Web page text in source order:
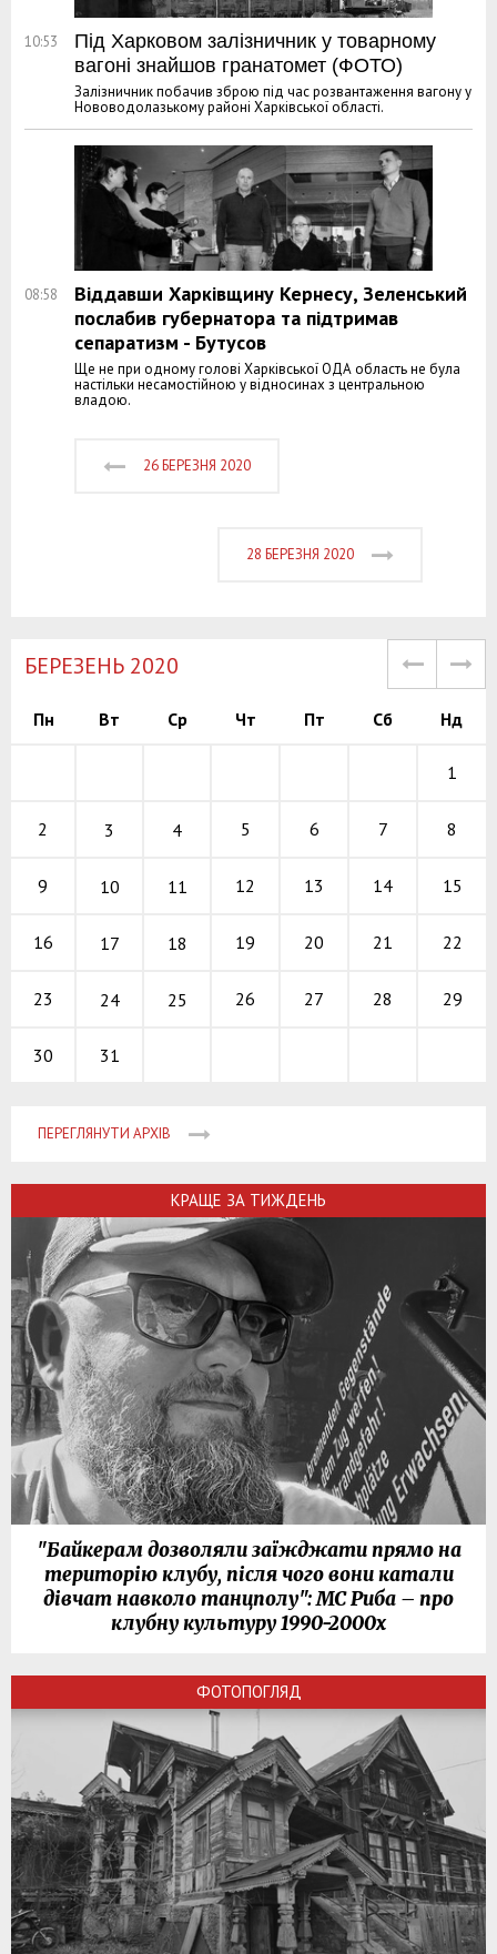
10:53
Під Харковом залізничник у товарному
вагоні знайшов гранатомет (ФОТО)
Залізничник побачив зброю під час розвантаження вагону у
Нововодолазькому районі Харківської області.
08:58
Віддавши Харківщину Кернесу, Зеленський
послабив губернатора та підтримав
сепаратизм - Бутусов
Ще не при одному голові Харківської ОДА область не була
настільки несамостійною у відносинах з центральною
владою.
26 БЕРЕЗНЯ 2020
28 БЕРЕЗНЯ 2020
БЕРЕЗЕНЬ 2020
Пн Вт Ср Чт Пт Сб Нд
1
2 3 4 5 6 7 8
9 10 11 12 13 14 15
16 17 18 19 20 21 22
23 24 25 26 27 28 29
30 31
ПЕРЕГЛЯНУТИ АРХІВ
КРАЩЕ ЗА ТИЖДЕНЬ
"Байкерам дозволяли заїжджати прямо на
територію клубу, після чого вони катали
дівчат навколо танцполу": МС Риба – про
клубну культуру 1990-2000х
ФОТОПОГЛЯД